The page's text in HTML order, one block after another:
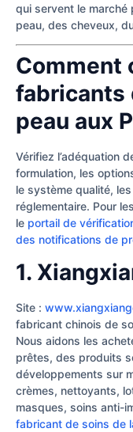
qui servent le marché
peau, des cheveux,
Comment
fabricants
peau aux
Vérifiez l’adéquation
formulation, les
le système qualité,
réglementaire. Pour
le portail de
des notifications de
1.
Site :
fabricant chinois de
Nous aidons les
prêtes, des produits
développements sur
crèmes, nettoyants,
masques, soins anti-
fabricant de soins de